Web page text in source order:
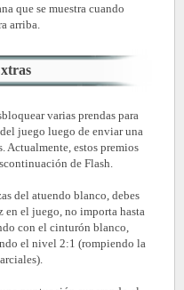
que se muestra cuando
arriba.
varias prendas para
juego luego de enviar una
Actualmente, estos premios
de Flash.
del atuendo blanco, debes
el juego, no importa hasta
con el cinturón blanco,
el nivel 2:1 (rompiendo la